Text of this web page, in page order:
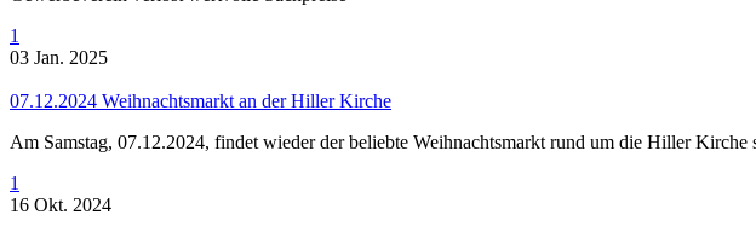
1
03 Jan. 2025
07.12.2024 Weihnachtsmarkt an der Hiller Kirche
Am Samstag, 07.12.2024, findet wieder der beliebte Weihnachtsmarkt rund um die Hiller Kirche
1
16 Okt. 2024